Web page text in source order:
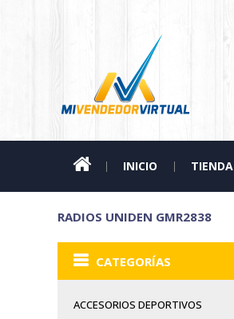
INICIO TIENDA
RADIOS UNIDEN GMR2838
CATEGORÍAS
ACCESORIOS DEPORTIVOS